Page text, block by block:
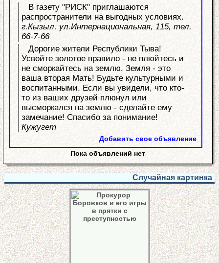
В газету "РИСК" приглашаются
распространители на выгодных условиях.
г.Кызыл, ул.Интернациональная, 115, тел.
66-7-66
Дорогие жители Республики Тыва!
Усвойте золотое правило - не плюйтесь и
не сморкайтесь на землю. Земля - это
ваша вторая Мать! Будьте культурными и
воспитанными. Если вы увидели, что кто-
то из ваших друзей плюнул или
высморкался на землю - сделайте ему
замечание! Спасибо за понимание!
Кужугет
Добавить свое объявление
Пока объявлений нет
Случайная картинка